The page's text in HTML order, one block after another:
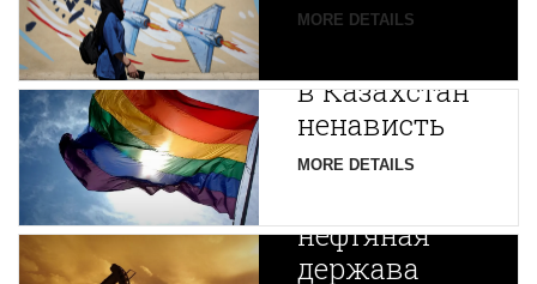
MORE DETAILS
Путин
в Казахстан
ненависть
MORE DETAILS
Центральной
Азии
зарождается
нефтяная
держава